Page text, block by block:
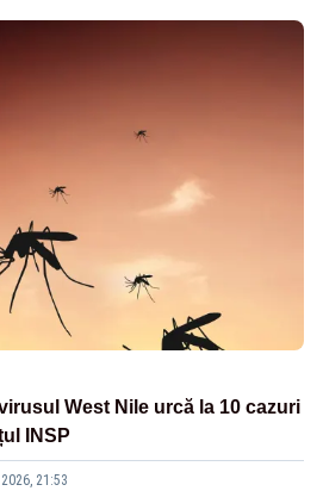
West Nile urcă la 10 cazuri
INSP
21:53